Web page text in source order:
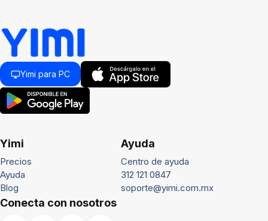
Yimi para PC
Yimi
Precios
Ayuda
Blog
Ayuda
Centro de ayuda
312 121 0847
soporte@yimi.com.mx
Conecta con nosotros